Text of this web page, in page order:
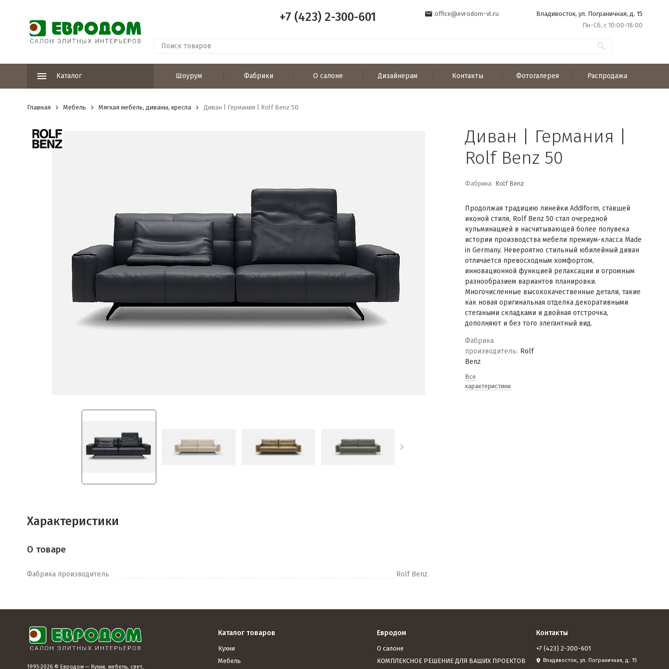
+7 (423) 2-300-601 office@evrodom-vl.ru
Владивосток, ул. Пограничная, д. 15
Пн-Сб, с 10:00-18:00
Каталог Шоурум Фабрики О салоне Дизайнерам Контакты Фотогалерея Распродажа
Главная Мебель Мягкая мебель, диваны, кресла Диван | Германия | Rolf Benz 50
Диван | Германия |
Rolf Benz 50
Фабрика: Rolf Benz
Продолжая традицию линейки Addiform, ставшей
иконой стиля, Rolf Benz 50 стал очередной
кульминацией в насчитывающей более полувека
истории производства мебели премиум-класса Made
in Germany. Невероятно стильный юбилейный диван
отличается превосходным комфортом,
инновационной функцией релаксации и огромным
разнообразием вариантов планировки.
Многочисленные высококачественные детали, такие
как новая оригинальная отделка декоративными
стегаными складками и двойная отстрочка,
дополняют и без того элегантный вид.
Фабрика
производитель: Rolf
Benz
Все
характеристики
Характеристики
О товаре
Фабрика производитель Rolf Benz
1995-2026 © Евродом — Кухни, мебель, свет,
Каталог товаров
Кухни
Мебель
Евродом
О салоне
КОМПЛЕКСНОЕ РЕШЕНИЕ ДЛЯ ВАШИХ ПРОЕКТОВ
Контакты
+7 (423) 2-300-601
Владивосток, ул. Пограничная, д. 15